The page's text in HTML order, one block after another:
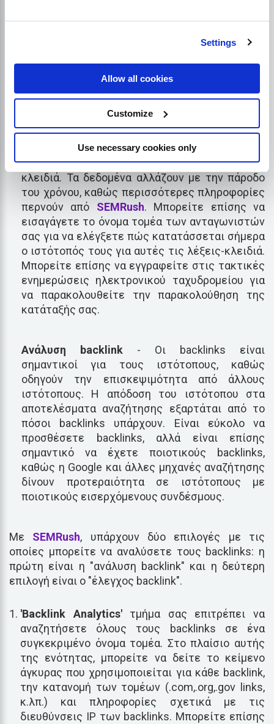
Settings
Allow all cookies
Customize
Use necessary cookies only
χρόνου σε παγκόσμιο επίπεδο ή σε οποιαδήποτε
συγκεκριμένη περιοχή. Είναι εύκολο να
χρησιμοποιήσετε αυτό το εργαλείο σε
- πηγαίνετε στην ενότητα
παρακολούθησης θέσεων και εισάγετε το όνομα
του τομέα και τη λέξη-κλειδί που θέλετε να
παρακολουθήσετε.SEMRushθα δημιουργήσει
μια έκθεση που θα δείχνει πώς κατατάσσεται
σήμερα ο ιστότοπός σας για τις εν λόγω λέξεις-
κλειδιά. Τα δεδομένα αλλάζουν με την πάροδο
του χρόνου, καθώς περισσότερες πληροφορίες
περνούν από SEMRush. Μπορείτε επίσης να
εισαγάγετε το όνομα τομέα των ανταγωνιστών
σας για να ελέγξετε πώς κατατάσσεται σήμερα
ο ιστότοπός τους για αυτές τις λέξεις-κλειδιά.
Μπορείτε επίσης να εγγραφείτε στις τακτικές
ενημερώσεις ηλεκτρονικού ταχυδρομείου για
να παρακολουθείτε την παρακολούθηση της
κατάταξής σας.
Ανάλυση backlink - Οι backlinks είναι
σημαντικοί για τους ιστότοπους, καθώς
οδηγούν την επισκεψιμότητα από άλλους
ιστότοπους. Η απόδοση του ιστότοπου στα
αποτελέσματα αναζήτησης εξαρτάται από το
πόσοι backlinks υπάρχουν. Είναι εύκολο να
προσθέσετε backlinks, αλλά είναι επίσης
σημαντικό να έχετε ποιοτικούς backlinks,
καθώς η Google και άλλες μηχανές αναζήτησης
δίνουν προτεραιότητα σε ιστότοπους με
ποιοτικούς εισερχόμενους συνδέσμους.
Με SEMRush, υπάρχουν δύο επιλογές με τις
οποίες μπορείτε να αναλύσετε τους backlinks: η
πρώτη είναι η "ανάλυση backlink" και η δεύτερη
επιλογή είναι ο "έλεγχος backlink".
'Backlink Analytics'τμήμα σας επιτρέπει να
αναζητήσετε όλους τους backlinks σε ένα
συγκεκριμένο όνομα τομέα. Στο πλαίσιο αυτής
της ενότητας, μπορείτε να δείτε το κείμενο
άγκυρας που χρησιμοποιείται για κάθε backlink,
την κατανομή των τομέων (.com,.org,.gov links,
κ.λπ.) και πληροφορίες σχετικά με τις
διευθύνσεις IP των backlinks. Μπορείτε επίσης